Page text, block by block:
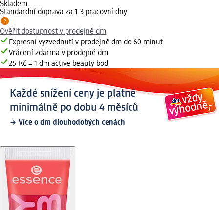
Skladem
Standardní doprava za 1-3 pracovní dny
Ověřit dostupnost v prodejně dm
Expresní vyzvednutí v prodejně dm do 60 minut
Vrácení zdarma v prodejně dm
25 Kč = 1 dm active beauty bod
Každé snížení ceny je platné
minimálně po dobu 4 měsíců
Více o dm dlouhodobých cenách